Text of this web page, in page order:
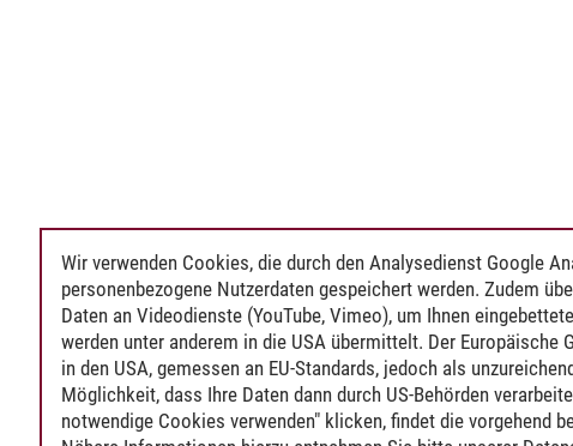
Wir verwenden Cookies, die durch den Analysedienst Google
personenbezogene Nutzerdaten gespeichert werden. Zudem
Daten an Videodienste (YouTube, Vimeo), um Ihnen
werden unter anderem in die USA übermittelt. Der Europäische
in den USA, gemessen an EU-Standards, jedoch als
Möglichkeit, dass Ihre Daten dann durch US-Behörden
notwendige Cookies verwenden" klicken, findet die vorgehend